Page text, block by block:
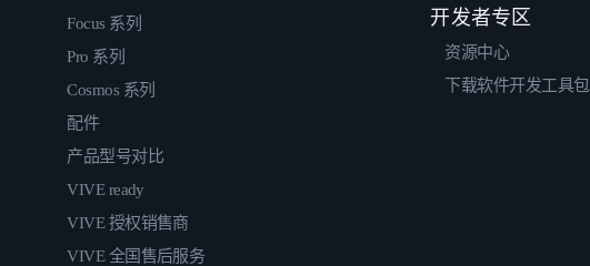
Focus 系列
Pro 系列
Cosmos 系列
配件
产品型号对比
VIVE ready
VIVE 授权销售商
VIVE 全国售后服务
开发者专区
资源中心
下载软件开发工具包